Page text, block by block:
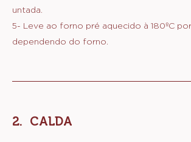
untada.
5- Leve ao forno pré aquecido à 180ºC
dependendo do forno.
CALDA